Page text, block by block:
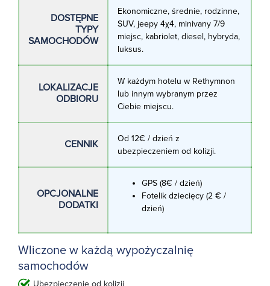
DOSTĘPNE
TYPY
SAMOCHODÓW
Ekonomiczne, średnie, rodzinne,
SUV, jeepy 4χ4, minivany 7/9
miejsc, kabriolet, diesel, hybryda,
luksus.
LOKALIZACJE
ODBIORU
W każdym hotelu w Rethymnon
lub innym wybranym przez
Ciebie miejscu.
CENNIK
Od 12€ / dzień z
ubezpieczeniem od kolizji.
OPCJONALNE
DODATKI
GPS (8€ / dzień)
Fotelik dziecięcy (2 € /
dzień)
Wliczone w każdą wypożyczalnię
samochodów
Ubezpieczenie od kolizji